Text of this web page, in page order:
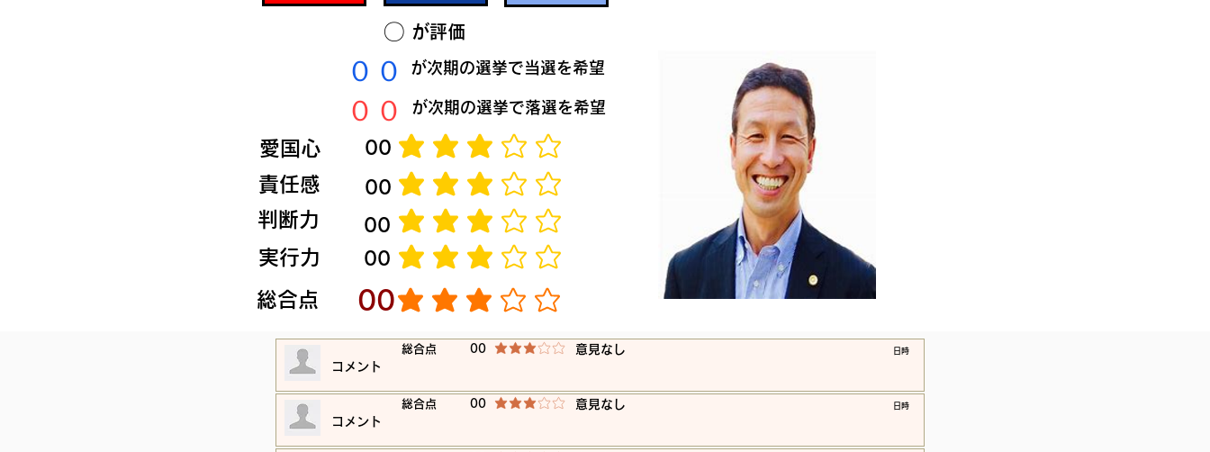
​〇​ ​が評価
​００ ​が次期の選挙で当選を希望
​００ ​が次期の選挙で落選を希望
​愛国心 ​00 平均評価 3 /5
​責任感 ​00 平均評価 3 /5
​判断力 ​00 平均評価 3 /5
​実行力 ​00 平均評価 3 /5
​総合点 ​00 平均評価 3 /5
​総合点 00 平均評価 3 /5 ​意見なし ​日時
​コメント
​総合点 00 平均評価 3 /5 ​意見なし ​日時
​コメント